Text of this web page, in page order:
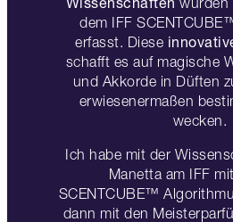
dem IFF
erfasst. Diese
schafft es auf magische
und Akkorde in Düften
erwiesenermaßen
wecken.
Ich habe mit der
Manetta am IFF
SCENTCUBE™
dann mit den